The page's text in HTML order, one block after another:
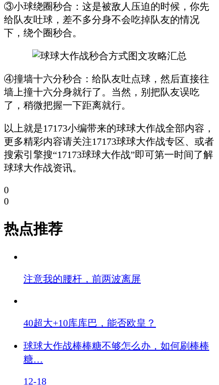
③小球绕圈秒合：这是被敌人压迫的时候，你先
给队友吐球，差不多分身不会吃掉队友的情况
下，绕个圈秒合。
④撞墙十六分秒合：给队友吐点球，然后直接往
墙上撞十六分身就行了。当然，别把队友误吃
了，稍微把握一下距离就行。
以上就是17173小编带来的球球大作战全部内容，
更多精彩内容请关注17173球球大作战专区、或者
搜索引擎搜“17173球球大作战”即可第一时间了解
球球大作战资讯。
0
0
热点推荐
注意我的腰杆，前两波离屏
40超大+10库库巴，能否欧皇？
球球大作战棒棒糖不够怎么办，如何刷棒棒
糖…
12-18